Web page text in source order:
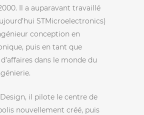
Il a auparavant travaillé
STMicroelectronics)
conception en
puis en tant que
dans le monde du
Design, il pilote le centre de
nouvellement créé, puis